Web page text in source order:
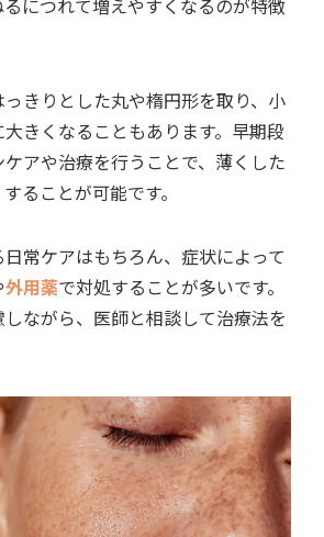
につれて増えやすくなるのが特徴
きりとした丸や楕円形を取り、小
きくなる こともあります。 早期段
アや治療を行うことで、薄くした
ることが可能です。
常ケアはもちろん、 症状によって
外用薬で対処することが多いです。
ながら、医師と相談して治療法を